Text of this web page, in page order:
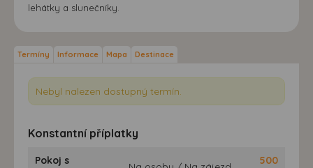
lehátky a slunečníky.
Termíny Informace Mapa Destinace
Nebyl nalezen dostupný termín.
Konstantní příplatky
Pokoj s
500